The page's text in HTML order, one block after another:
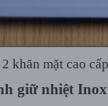
khăn mặt cao
giữ nhiệt